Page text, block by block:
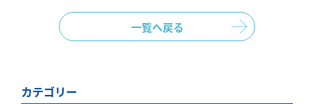
一覧へ戻る
カテゴリー